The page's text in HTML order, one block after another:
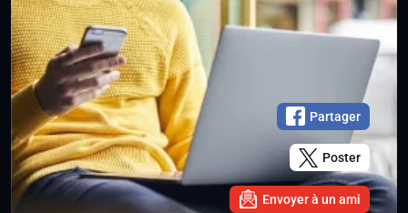
Partager
Poster
Envoyer à un ami